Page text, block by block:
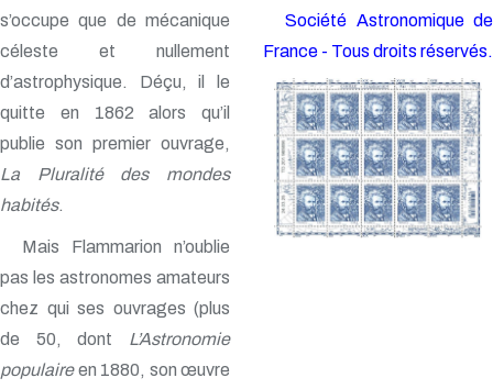
s’occupe que de mécanique
céleste et nullement
d’astrophysique. Déçu, il le
quitte en 1862 alors qu’il
publie son premier ouvrage,
La Pluralité des mondes
habités.
Mais Flammarion n’oublie
pas les astronomes amateurs
chez qui ses ouvrages (plus
de 50, dont L’Astronomie
populaireen 1880, son œuvre
Société Astronomique de
France - Tous droits réservés.